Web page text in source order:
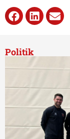
Politik